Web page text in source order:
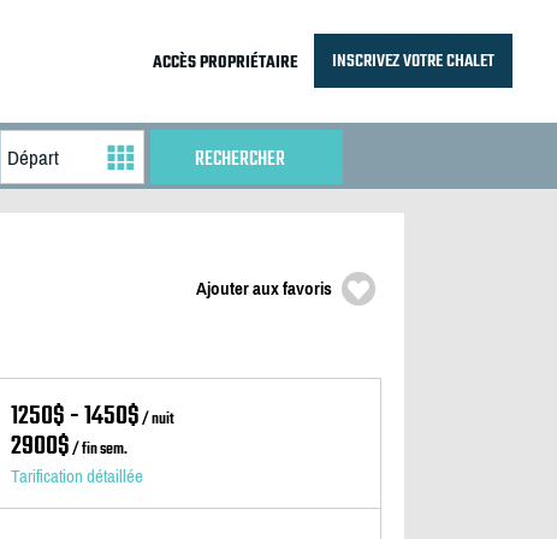
ACCÈS PROPRIÉTAIRE INSCRIVEZ VOTRE CHALET
Ajouter aux favoris
1250$ - 1450$/ nuit
2900$/ fin sem.
Tarification détaillée